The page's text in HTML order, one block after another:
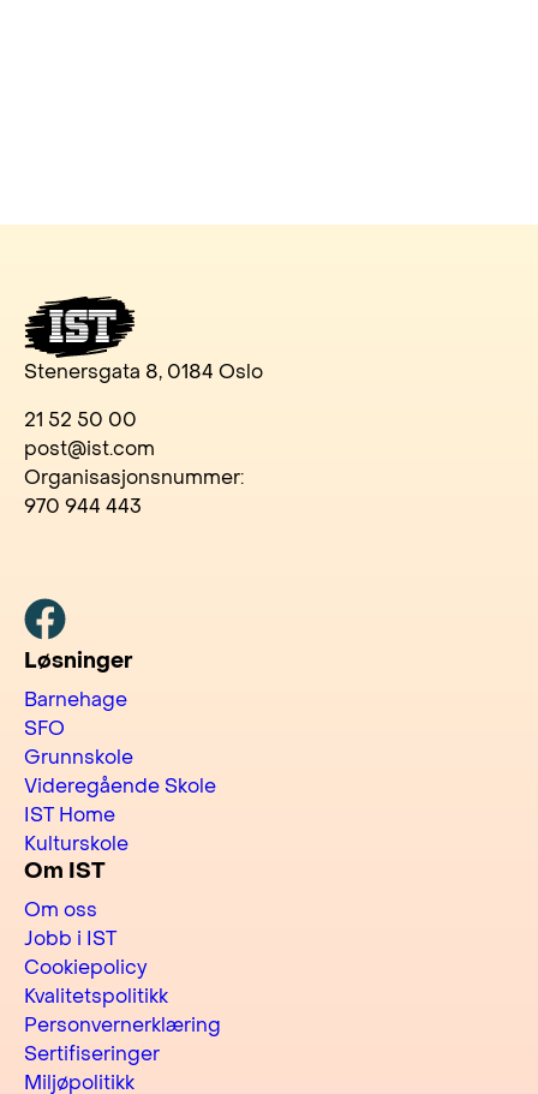
Stenersgata 8, 0184 Oslo
21 52 50 00
post@ist.com
Organisasjonsnummer:
970 944 443
Facebook
Løsninger
Barnehage
SFO
Grunnskole
Videregående Skole
IST Home
Kulturskole
Om IST
Om oss
Jobb i IST
Cookiepolicy
Kvalitetspolitikk
Personvernerklæring
Sertifiseringer
Miljøpolitikk